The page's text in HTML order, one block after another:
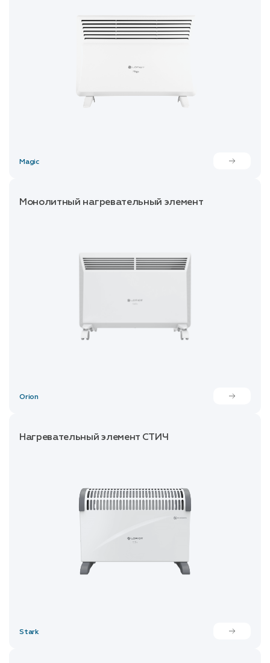
Magic
Монолитный нагревательный элемент
Orion
Нагревательный элемент СТИЧ
Stark